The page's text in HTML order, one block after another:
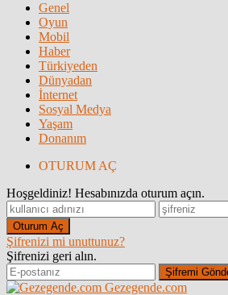
Genel
Oyun
Mobil
Haber
Türkiyeden
Dünyadan
İnternet
Sosyal Medya
Yaşam
Donanım
OTURUM AÇ
Hoşgeldiniz! Hesabınızda oturum açın.
Şifrenizi mi unuttunuz?
Şifrenizi geri alın.
Gezegende.com